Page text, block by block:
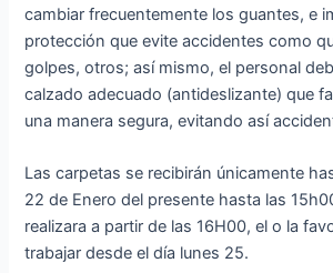
cambiar frecuentemente los guantes, e
protección que evite accidentes como
golpes, otros; así mismo, el personal
calzado adecuado (antideslizante) que
una manera segura, evitando así
Las carpetas se recibirán únicamente
22 de Enero del presente hasta las
realizara a partir de las 16H00, el o la
trabajar desde el día lunes 25.